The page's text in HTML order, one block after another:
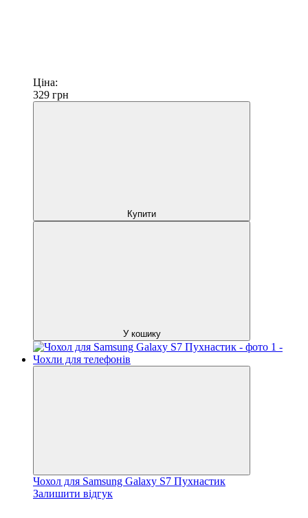
Ціна:
329 грн
Купити
У кошику
Чохол для Samsung Galaxy S7 Пухнастик
Залишити відгук